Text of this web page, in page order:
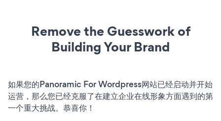
Remove the Guesswork of
Building Your Brand
如果您的Panoramic For Wordpress网站已经启动并开始
运营，那么您已经克服了在建立企业在线形象方面遇到的第
一个重大挑战。恭喜你！